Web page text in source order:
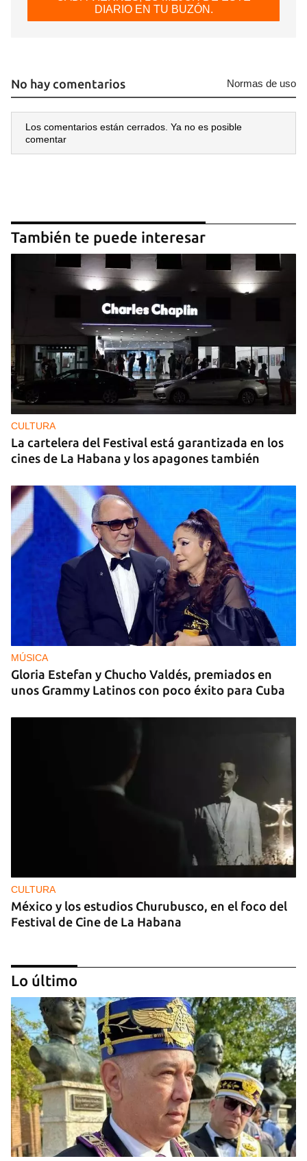
DIARIO EN TU BUZÓN.
No hay comentarios Normas de uso
Los comentarios están cerrados. Ya no es posible
comentar
También te puede interesar
CULTURA
La cartelera del Festival está garantizada en los
cines de La Habana y los apagones también
MÚSICA
Gloria Estefan y Chucho Valdés, premiados en
unos Grammy Latinos con poco éxito para Cuba
CULTURA
México y los estudios Churubusco, en el foco del
Festival de Cine de La Habana
MÚSICA
Un público enamorado de Celia Cruz desafía la
censura en un homenaje en La Habana
Lo último